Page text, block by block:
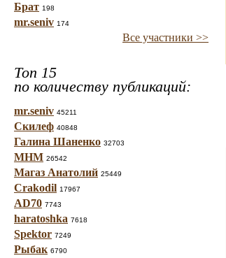
Брат 198
mr.seniv 174
Все участники >>
Топ 15
по количеству публикаций:
mr.seniv 45211
Скилеф 40848
Галина Шаненко 32703
МНМ 26542
Магаз Анатолий 25449
Crakodil 17967
AD70 7743
haratoshka 7618
Spektor 7249
Рыбак 6790